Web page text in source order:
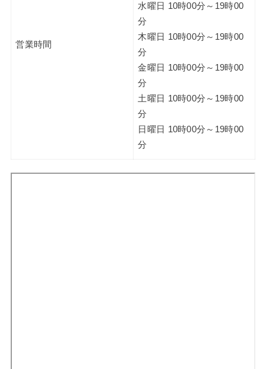
営業時間
水曜日 10時00分～19時00
分
木曜日 10時00分～19時00
分
金曜日 10時00分～19時00
分
土曜日 10時00分～19時00
分
日曜日 10時00分～19時00
分